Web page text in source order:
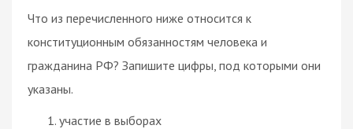
Что из перечисленного ниже относится к
конституционным обязанностям человека и
гражданина РФ? Запишите цифры, под которыми они
указаны.
участие в выборах